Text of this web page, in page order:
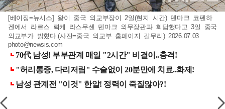
[베이징=뉴시스] 왕이 중국 외교부장이 2일(현지 시간) 덴마크 코펜하
겐에서 라르스 뢰케 라스무센 덴마크 외무장관과 회담했다고 3일 중국
외교부가 밝혔다.(사진=중국 외교부 홈페이지 갈무리) 2026.07.03
photo@newsis.com